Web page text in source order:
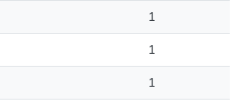
1
1
1